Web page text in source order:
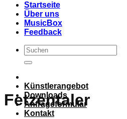
Startseite
Über uns
MusicBox
Feedback
Künstlerangebot
Downloads
Anfrageformular
Kontakt
Fetzentaler